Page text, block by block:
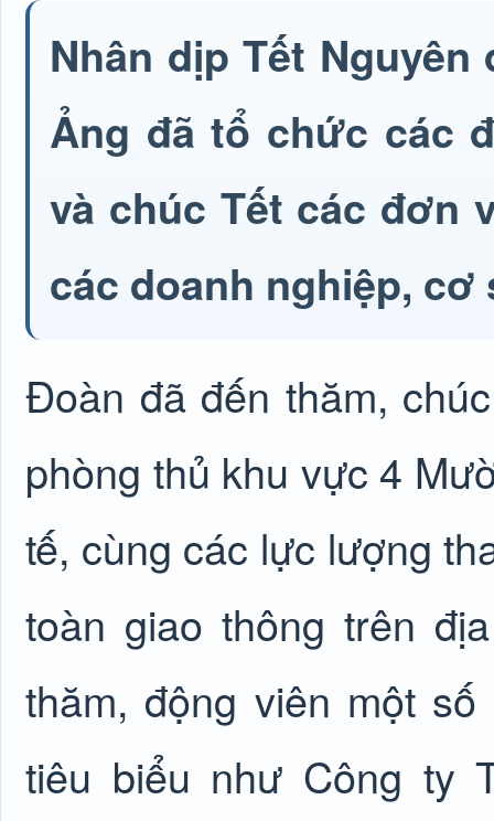
Nhân dịp Tết
Ảng đã tổ chức các
và chúc Tết các đơn
các doanh nghiệp,
Đoàn đã đến thăm,
phòng thủ khu vực 4
tế, cùng các lực lượng
toàn giao thông trên
thăm, động viên một
tiêu biểu như Công ty